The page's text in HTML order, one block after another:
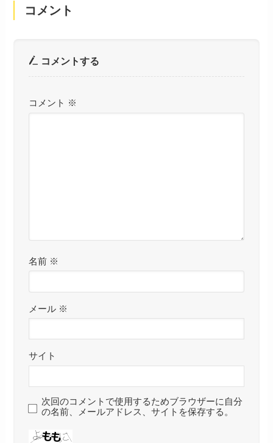
コメント
コメントする
コメント ※
名前 ※
メール ※
サイト
次回のコメントで使用するためブラウザーに自分
の名前、メールアドレス、サイトを保存する。